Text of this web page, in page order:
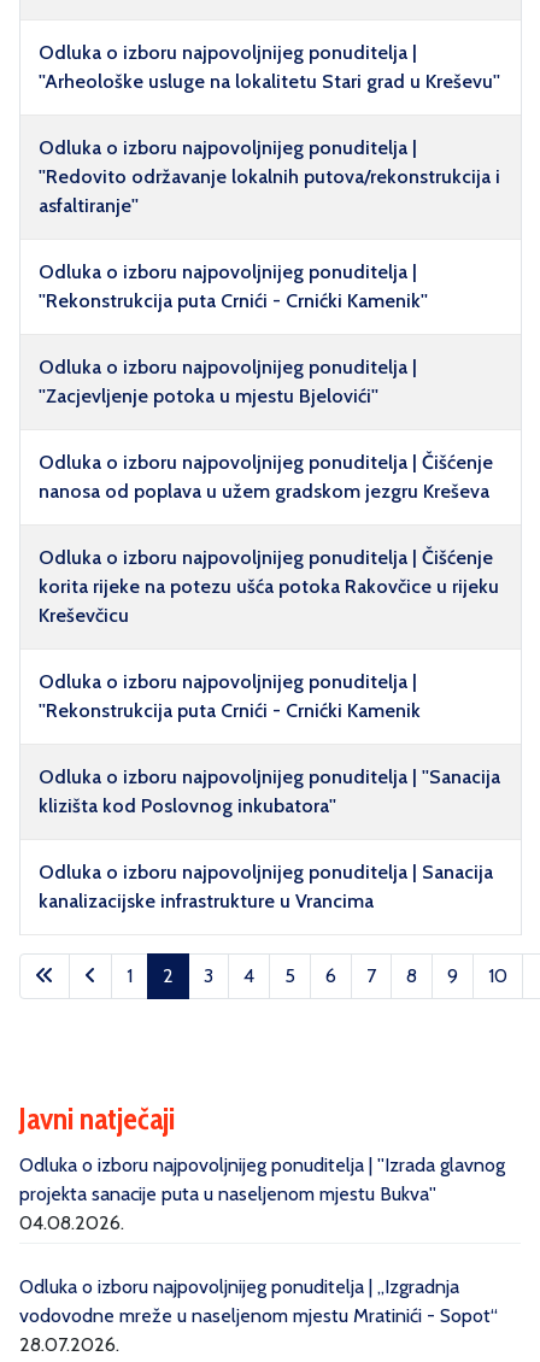
Članci
Odluka o izboru najpovoljnijeg ponuditelja |
''Arheološke usluge na lokalitetu Stari grad u Kreševu''
Odluka o izboru najpovoljnijeg ponuditelja |
''Redovito održavanje lokalnih putova/rekonstrukcija i
asfaltiranje''
Odluka o izboru najpovoljnijeg ponuditelja |
''Rekonstrukcija puta Crnići - Crnićki Kamenik''
Odluka o izboru najpovoljnijeg ponuditelja |
''Zacjevljenje potoka u mjestu Bjelovići''
Odluka o izboru najpovoljnijeg ponuditelja | Čišćenje
nanosa od poplava u užem gradskom jezgru Kreševa
Odluka o izboru najpovoljnijeg ponuditelja | Čišćenje
korita rijeke na potezu ušća potoka Rakovčice u rijeku
Kreševčicu
Odluka o izboru najpovoljnijeg ponuditelja |
''Rekonstrukcija puta Crnići - Crnićki Kamenik
Odluka o izboru najpovoljnijeg ponuditelja | ''Sanacija
klizišta kod Poslovnog inkubatora''
Odluka o izboru najpovoljnijeg ponuditelja | Sanacija
kanalizacijske infrastrukture u Vrancima
Stranica 2 od 10
1 2 3 4 5 6 7 8 9 10
Javni natječaji
Odluka o izboru najpovoljnijeg ponuditelja | ''Izrada glavnog
projekta sanacije puta u naseljenom mjestu Bukva''
04.08.2026.
Odluka o izboru najpovoljnijeg ponuditelja | „Izgradnja
vodovodne mreže u naseljenom mjestu Mratinići - Sopot“
28.07.2026.